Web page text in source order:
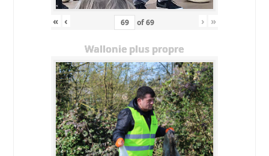
« ‹ of69 › »
Wallonie plus propre